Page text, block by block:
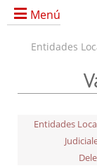
Menú
Entidades
Entidades